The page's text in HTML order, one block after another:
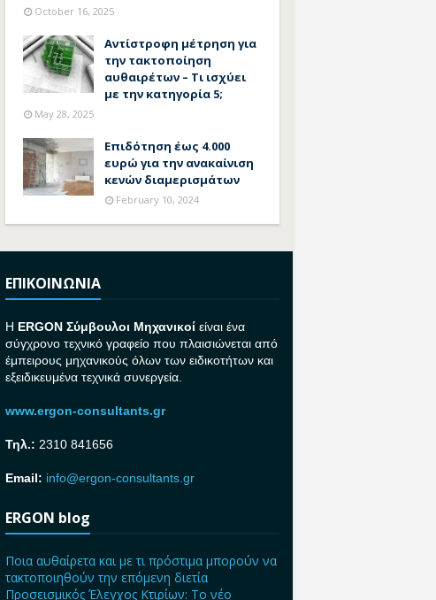
October 16, 2025
Αντίστροφη μέτρηση για
την τακτοποίηση
αυθαιρέτων – Τι ισχύει
με την κατηγορία 5;
May 28, 2025
Επιδότηση έως 4.000
ευρώ για την ανακαίνιση
κενών διαμερισμάτων
February 10, 2024
ΕΠΙΚΟΙΝΩΝΙΑ
H ERGON Σύμβουλοι Μηχανικοί είναι ένα
σύγχρονο τεχνικό γραφείο που πλαισιώνεται από
έμπειρους μηχανικούς όλων των ειδικοτήτων και
εξειδικευμένα τεχνικά συνεργεία.
www.ergon-consultants.gr
Τηλ.: 2310 841656
Email: info@ergon-consultants.gr
ERGON blog
Ποια αυθαίρετα και με τι πρόστιμα μπορούν να
τακτοποιηθούν την επόμενη διετία
Προσεισμικός Έλεγχος Κτιρίων: Το νέο